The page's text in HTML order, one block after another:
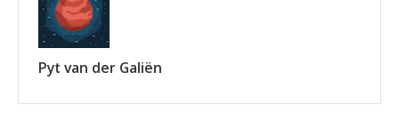
Pyt van der Galiën